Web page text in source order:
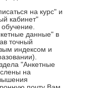
на курс" и
кабинет"
данные" в
точный
индексом и
"Анкетные
на